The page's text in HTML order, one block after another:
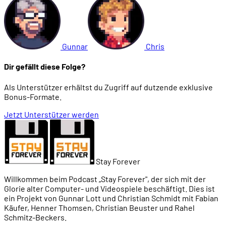
01:35:20 No Title
01:35:29 No Title
01:37:08 Personen und Sprachausgabe
01:37:49 No Title
01:38:50 No Title
01:39:19
Gunnar Chris
Dir gefällt diese Folge?
Als Unterstützer erhältst du Zugriff auf dutzende exklusive
Bonus-Formate.
Jetzt Unterstützer werden
Stay Forever
Willkommen beim Podcast „Stay Forever", der sich mit der
Glorie alter Computer- und Videospiele beschäftigt. Dies ist
ein Projekt von Gunnar Lott und Christian Schmidt mit Fabian
Käufer, Henner Thomsen, Christian Beuster und Rahel
Schmitz-Beckers.